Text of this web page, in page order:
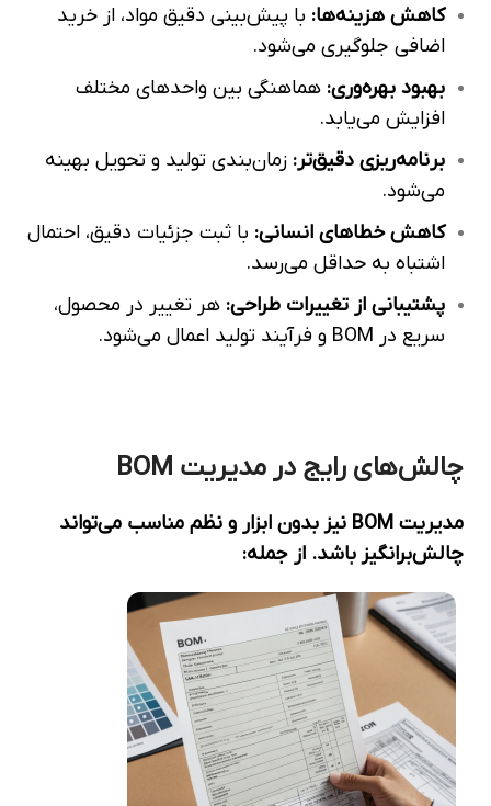
کاهش هزینه‌ها: با پیش‌بینی دقیق مواد، از خرید
اضافی جلوگیری می‌شود.
بهبود بهره‌وری: هماهنگی بین واحدهای مختلف
افزایش می‌یابد.
برنامه‌ریزی دقیق‌تر: زمان‌بندی تولید و تحویل بهینه
می‌شود.
کاهش خطاهای انسانی: با ثبت جزئیات دقیق، احتمال
اشتباه به حداقل می‌رسد.
پشتیبانی از تغییرات طراحی: هر تغییر در محصول،
سریع در BOM و فرآیند تولید اعمال می‌شود.
چالش‌های رایج در مدیریت BOM
مدیریت BOM نیز بدون ابزار و نظم مناسب می‌تواند
چالش‌برانگیز باشد. از جمله: